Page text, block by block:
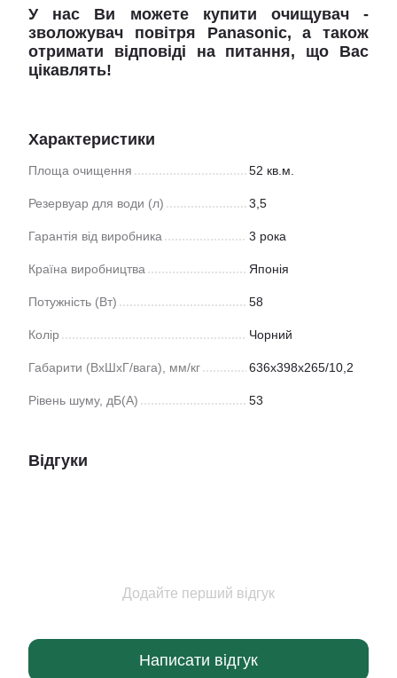
У нас Ви можете купити очищувач -
зволожувач повітря Panasonic, а також
отримати відповіді на питання, що Вас
цікавлять!
Характеристики
Площа очищення 52 кв.м.
Резервуар для води (л) 3,5
Гарантія від виробника 3 рока
Країна виробництва Японія
Потужність (Вт) 58
Колір Чорний
Габарити (ВхШхГ/вага), мм/кг 636x398x265/10,2
Рівень шуму, дБ(А) 53
Відгуки
Додайте перший відгук
Написати відгук